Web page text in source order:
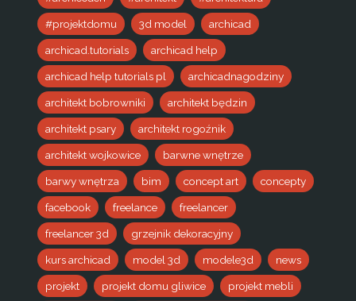
#projektdomu 3d model archicad
archicad.tutorials archicad help
archicad help tutorials pl archicadnagodziny
architekt bobrowniki architekt będzin
architekt psary architekt rogoźnik
architekt wojkowice barwne wnętrze
barwy wnętrza bim concept art concepty
facebook freelance freelancer
freelancer 3d grzejnik dekoracyjny
kurs archicad model 3d modele3d news
projekt projekt domu gliwice projekt mebli